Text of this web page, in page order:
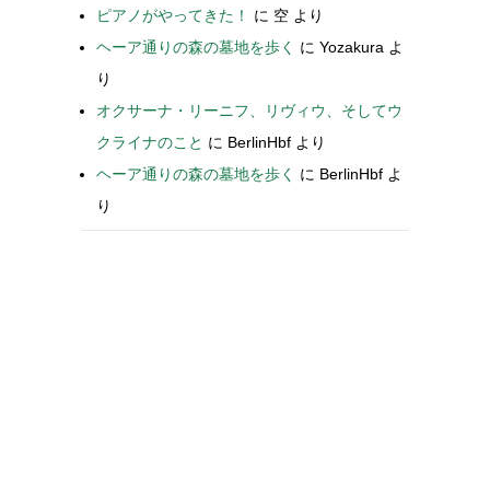
ピアノがやってきた！
に 空 より
ヘーア通りの森の墓地を歩く
に Yozakura よ
り
オクサーナ・リーニフ、リヴィウ、そしてウ
クライナのこと に BerlinHbf より
ヘーア通りの森の墓地を歩く
に BerlinHbf よ
り